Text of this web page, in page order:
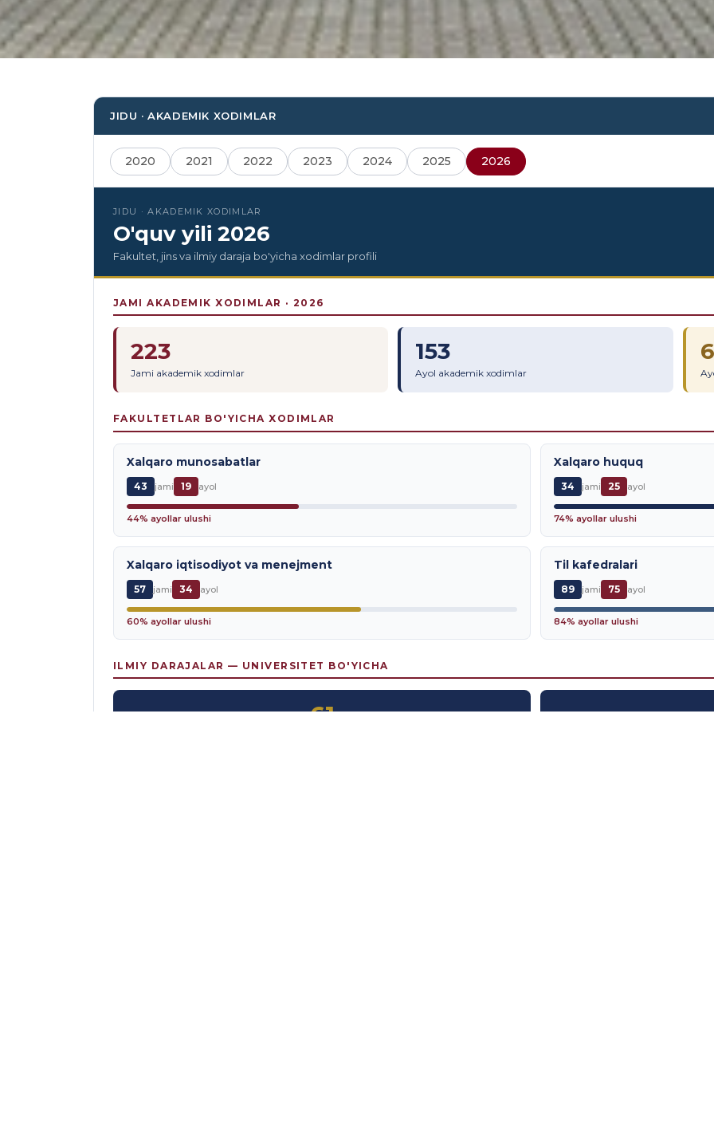
JIDU · AKADEMIK XODIMLAR
2020 2021 2022 2023 2024 2025 2026
JIDU · AKADEMIK XODIMLAR
O'quv yili 2026
Fakultet, jins va ilmiy daraja bo'yicha xodimlar profili
JAMI AKADEMIK XODIMLAR · 2026
223
Jami akademik xodimlar
153
Ayol akademik xodimlar
FAKULTETLAR BO'YICHA XODIMLAR
Xalqaro munosabatlar
43 jami 19 ayol
44% ayollar ulushi
Xalqaro huquq
34 jami 25 ayol
74% ayollar ulushi
Xalqaro iqtisodiyot va menejment
57 jami 34 ayol
60% ayollar ulushi
Til kafedralari
89 jami 75 ayol
84% ayollar ulushi
ILMIY DARAJALAR — UNIVERSITET BO'YICHA
61